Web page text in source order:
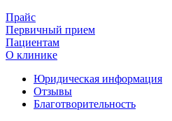
Прайс
Первичный прием
Пациентам
О клинике
Юридическая информация
Отзывы
Благотворительность